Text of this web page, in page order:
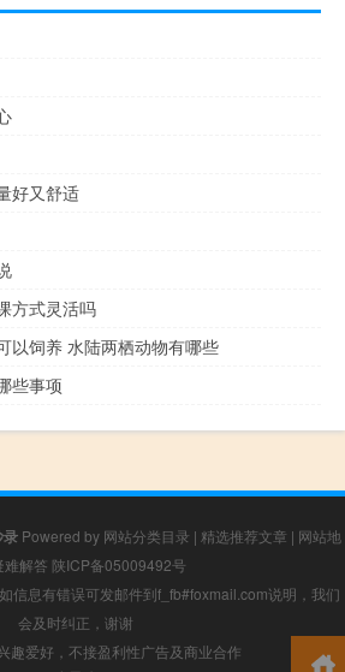
好又舒适
方式灵活吗
以饲养 水陆两栖动物有哪些
些事项
录 Powered by 网站分类目录 | 精选推荐文章 | 网站地
难解答 陕ICP备05009492号
信息有错误可发邮件到f_fb#foxmail.com说明，我们
会及时纠正，谢谢
趣爱好，不接盈利性广告及商业合作